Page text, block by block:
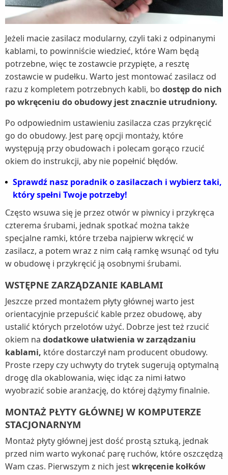
Jeżeli macie zasilacz modularny, czyli taki z odpinanymi
kablami, to powinniście wiedzieć, które Wam będą
potrzebne, więc te zostawcie przypięte, a resztę
zostawcie w pudełku. Warto jest montować zasilacz od
razu z kompletem potrzebnych kabli, bo dostęp do nich
po wkręceniu do obudowy jest znacznie utrudniony.
Po odpowiednim ustawieniu zasilacza czas przykręcić
go do obudowy. Jest parę opcji montaży, które
występują przy obudowach i polecam gorąco rzucić
okiem do instrukcji, aby nie popełnić błędów.
Sprawdź nasz poradnik o zasilaczach i wybierz taki,
który spełni Twoje potrzeby!
Często wsuwa się je przez otwór w piwnicy i przykręca
czterema śrubami, jednak spotkać można także
specjalne ramki, które trzeba najpierw wkręcić w
zasilacz, a potem wraz z nim całą ramkę wsunąć od tyłu
w obudowę i przykręcić ją osobnymi śrubami.
WSTĘPNE ZARZĄDZANIE KABLAMI
Jeszcze przed montażem płyty głównej warto jest
orientacyjnie przepuścić kable przez obudowę, aby
ustalić których przelotów użyć. Dobrze jest też rzucić
okiem na dodatkowe ułatwienia w zarządzaniu
kablami, które dostarczył nam producent obudowy.
Proste rzepy czy uchwyty do trytek sugerują optymalną
drogę dla okablowania, więc idąc za nimi łatwo
wyobrazić sobie aranżację, do której dążymy finalnie.
MONTAŻ PŁYTY GŁÓWNEJ W KOMPUTERZE
STACJONARNYM
Montaż płyty głównej jest dość prostą sztuką, jednak
przed nim warto wykonać parę ruchów, które oszczędzą
Wam czas. Pierwszym z nich jestwkręcenie kołków